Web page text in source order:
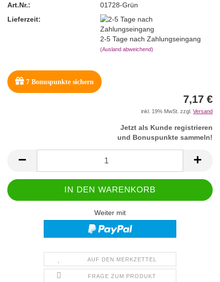
Art.Nr.:
01728-Grün
Lieferzeit:
2-5 Tage nach Zahlungseingang
(Ausland abweichend)
7 Bonuspunkte sichern
7,17 €
inkl. 19% MwSt. zzgl. Versand
Jetzt als Kunde registrieren
und Bonuspunkte sammeln!
Weiter mit
AUF DEN MERKZETTEL
FRAGE ZUM PRODUKT